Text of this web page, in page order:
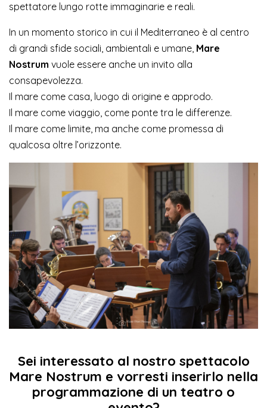
spettatore lungo rotte immaginarie e reali.
In un momento storico in cui il Mediterraneo è al centro
di grandi sfide sociali, ambientali e umane, Mare
Nostrum vuole essere anche un invito alla
consapevolezza.
Il mare come casa, luogo di origine e approdo.
Il mare come viaggio, come ponte tra le differenze.
Il mare come limite, ma anche come promessa di
qualcosa oltre l’orizzonte.
Sei interessato al nostro spettacolo
Mare Nostrum e vorresti inserirlo nella
programmazione di un teatro o